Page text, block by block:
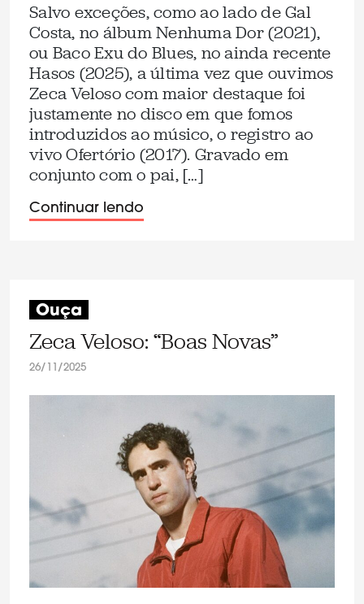
Salvo exceções, como ao lado de Gal
Costa, no álbum Nenhuma Dor (2021),
ou Baco Exu do Blues, no ainda recente
Hasos (2025), a última vez que ouvimos
Zeca Veloso com maior destaque foi
justamente no disco em que fomos
introduzidos ao músico, o registro ao
vivo Ofertório (2017). Gravado em
conjunto com o pai, […]
Continuar lendo
Ouça
Zeca Veloso: “Boas Novas”
26/11/2025